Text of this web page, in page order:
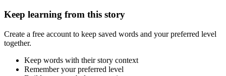
Keep learning from this story
Create a free account to keep saved words and your preferred level
together.
Keep words with their story context
Remember your preferred level